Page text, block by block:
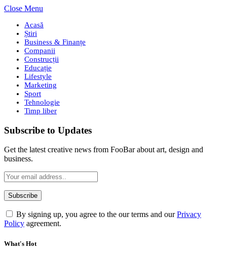
Close Menu
Acasă
Știri
Business & Finanțe
Companii
Construcții
Educație
Lifestyle
Marketing
Sport
Tehnologie
Timp liber
Subscribe to Updates
Get the latest creative news from FooBar about art, design and
business.
By signing up, you agree to the our terms and ourPrivacy
Policy agreement.
What's Hot